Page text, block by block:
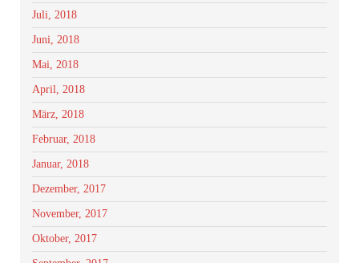
Juli, 2018
Juni, 2018
Mai, 2018
April, 2018
März, 2018
Februar, 2018
Januar, 2018
Dezember, 2017
November, 2017
Oktober, 2017